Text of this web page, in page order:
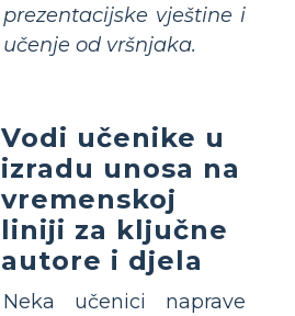
prezentacijske vještine i
učenje od vršnjaka.
Vodi učenike u
izradu unosa na
vremenskoj
liniji za ključne
autore i djela
Neka učenici naprave